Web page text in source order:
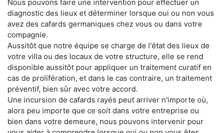
Nous pouvons faire une intervention pour effectuer un
diagnostic des lieux et déterminer lorsque oui ou non vous
avez des cafards germaniques chez vous ou dans votre
compagnie.
Aussitôt que notre équipe se charge de l'état des lieux de
votre villa ou des locaux de votre structure, elle se rend
disponible aussitôt pour appliquer un traitement curatif en
cas de prolifération, et dans le cas contraire, un traitement
préventif, bien sûr avec votre accord.
Une incursion de cafards rayés peut arriver n'importe où,
alors peu importe que ce soit dans votre entreprise ou
bien dans votre demeure, nous pouvons intervenir pour